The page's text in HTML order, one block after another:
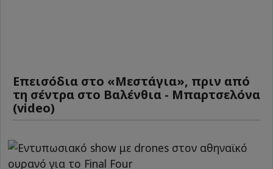
Επεισόδια στο «Μεστάγια», πριν από
τη σέντρα στο Βαλένθια - Μπαρτσελόνα
(video)